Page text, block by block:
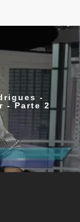
-
- Parte 2